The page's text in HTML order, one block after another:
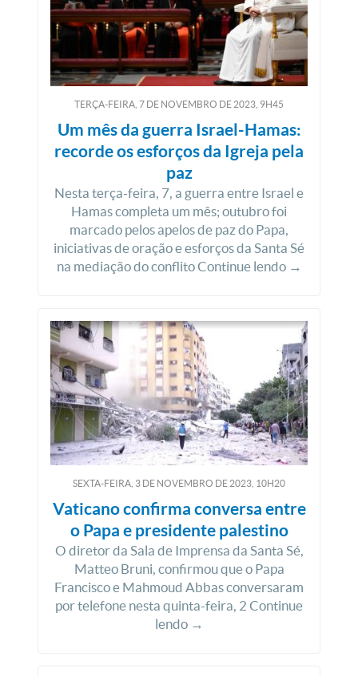
TERÇA-FEIRA, 7 DE NOVEMBRO DE 2023, 9H45
Um mês da guerra Israel-Hamas:
recorde os esforços da Igreja pela
paz
Nesta terça-feira, 7, a guerra entre Israel e
Hamas completa um mês; outubro foi
marcado pelos apelos de paz do Papa,
iniciativas de oração e esforços da Santa Sé
na mediação do conflito Continue lendo →
SEXTA-FEIRA, 3 DE NOVEMBRO DE 2023, 10H20
Vaticano confirma conversa entre
o Papa e presidente palestino
O diretor da Sala de Imprensa da Santa Sé,
Matteo Bruni, confirmou que o Papa
Francisco e Mahmoud Abbas conversaram
por telefone nesta quinta-feira, 2 Continue
lendo →